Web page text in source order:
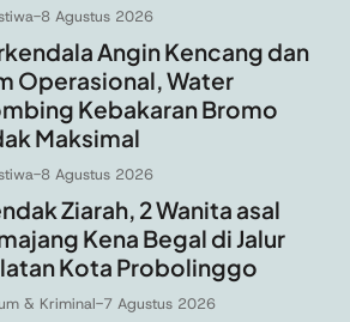
-8 Agustus 2026
Angin Kencang dan
Operasional, Water
Kebakaran Bromo
Maksimal
-8 Agustus 2026
Ziarah, 2 Wanita asal
Kena Begal di Jalur
Kota Probolinggo
& Kriminal-7 Agustus 2026